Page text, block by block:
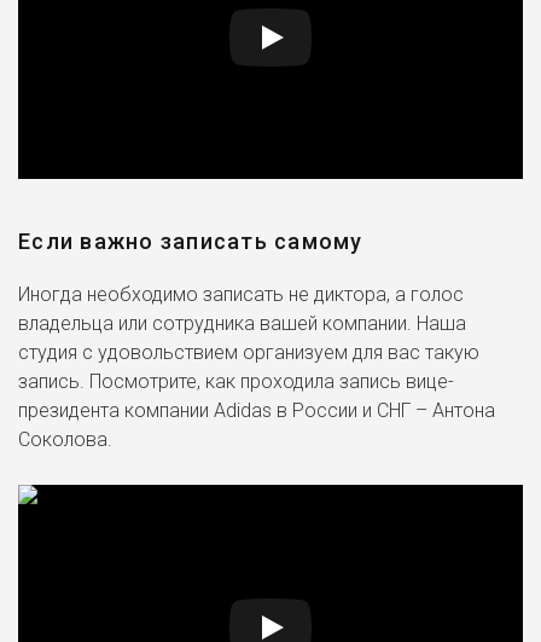
Если важно записать самому
Иногда необходимо записать не диктора, а голос
владельца или сотрудника вашей компании. Наша
студия с удовольствием организуем для вас такую
запись. Посмотрите, как проходила запись вице-
президента компании Adidas в России и СНГ – Антона
Соколова.